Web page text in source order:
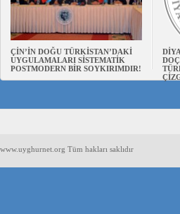
ÇİN’İN DOĞU TÜRKİSTAN’DAKİ
UYGULAMALARI SİSTEMATİK
POSTMODERN BİR SOYKIRIMDIR!
www.uyghurnet.org Tüm hakları saklıdır